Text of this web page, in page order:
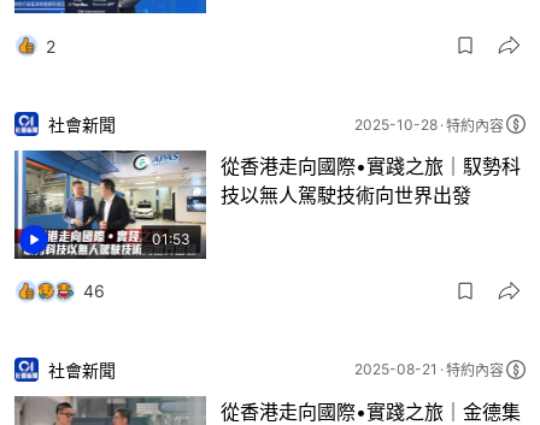
2
01:53
社會新聞 2025-10-28 特約內容
從香港走向國際•實踐之旅｜馭勢科
技以無人駕駛技術向世界出發
46
社會新聞 2025-08-21 特約內容
從香港走向國際•實踐之旅｜金德集